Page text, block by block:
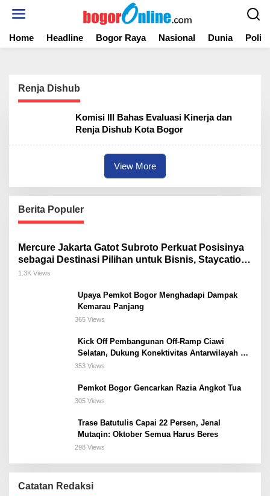
t
Home Headline Bogor Raya Nasional Dunia
Renja Dishub
Komisi III Bahas Evaluasi Kinerja dan
Renja Dishub Kota Bogor
View More
Berita Populer
Mercure Jakarta Gatot Subroto Perkuat Posisinya
sebagai Destinasi Pilihan untuk Bisnis, Staycation,
Meeting, dan Kuliner di Jakarta Selatan
1.3K Views
Upaya Pemkot Bogor Menghadapi Dampak
Kemarau Panjang
365 Views
Kick Off Pembangunan Off-Ramp Ciawi
Selatan, Dukung Konektivitas Antarwilayah di
Bogor Selatan
353 Views
Pemkot Bogor Gencarkan Razia Angkot Tua
305 Views
Trase Batutulis Capai 22 Persen, Jenal
Mutaqin: Oktober Semua Harus Beres
298 Views
Catatan Redaksi